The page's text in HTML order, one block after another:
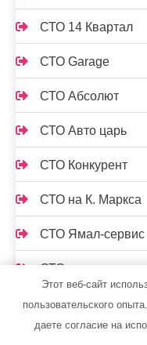
СТО 14 Квартал
СТО Garage
СТО Абсолют
СТО Авто царь
СТО Конкурент
СТО на К. Маркса
СТО Ямал-сервис
СТОрук
Страдивари, сауна
Этот веб-сайт
пользовательского
даете согласие на